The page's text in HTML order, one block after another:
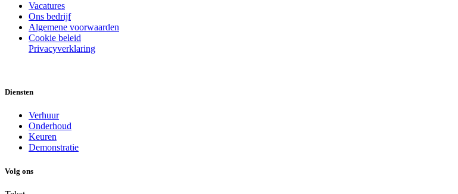
Vacatures
Ons bedrijf
Algemene voorwaarden
Cookie beleid
Privacyverklaring
Diensten
Verhuur
Onderhoud
Keuren
Demonstratie
Volg ons